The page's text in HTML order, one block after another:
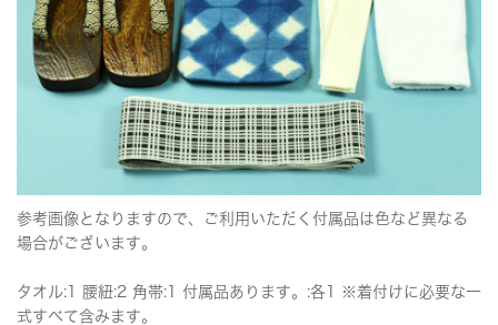
参考画像となりますので、ご利用いただく付属品は色など異なる
場合がございます。
タオル:1 腰紐:2 角帯:1 付属品あります。:各1 ※着付けに必要な一
式すべて含みます。